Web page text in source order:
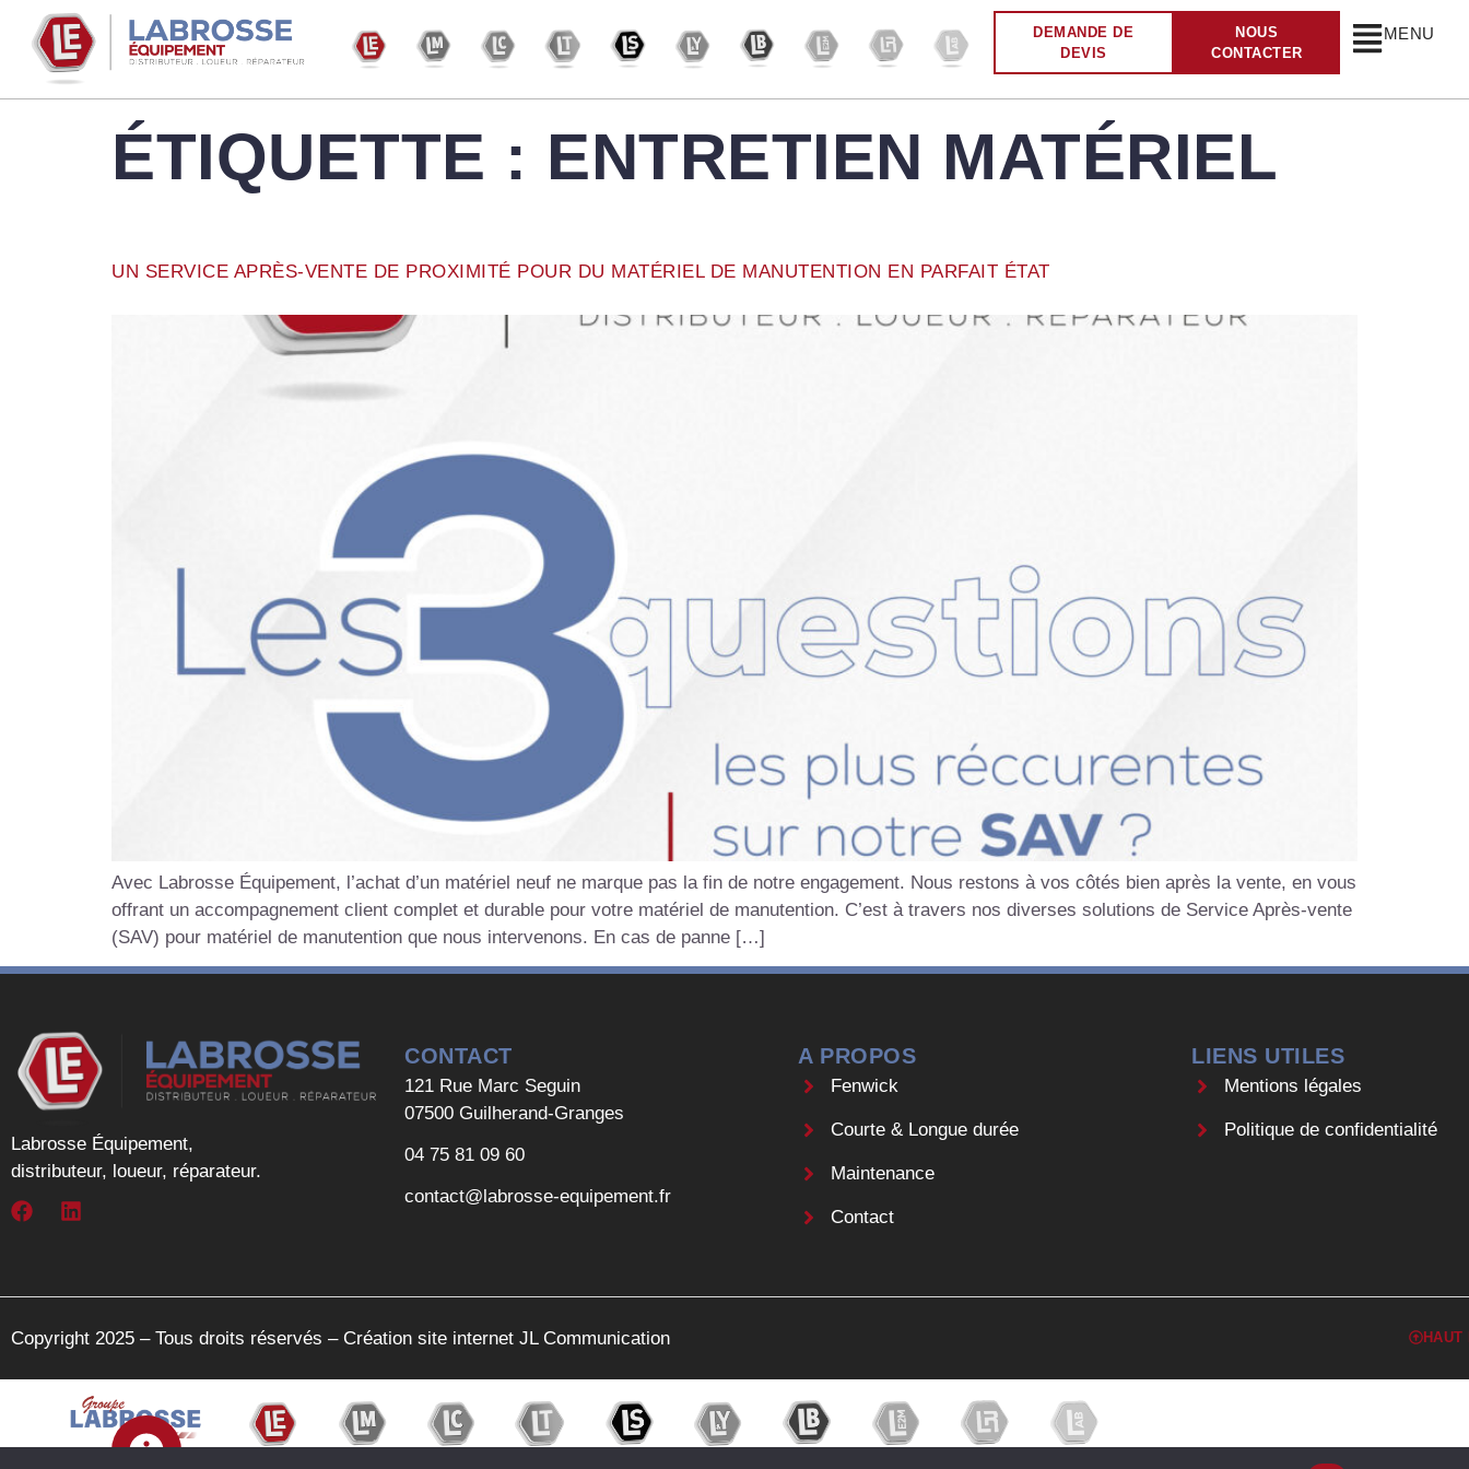
DEMANDE DE
DEVIS
NOUS
CONTACTER
MENU
ÉTIQUETTE : ENTRETIEN MATÉRIEL
UN SERVICE APRÈS-VENTE DE PROXIMITÉ POUR DU MATÉRIEL DE MANUTENTION EN PARFAIT ÉTAT
Avec Labrosse Équipement, l’achat d’un matériel neuf ne marque pas la fin de notre engagement. Nous restons à vos côtés bien après la vente, en vous
offrant un accompagnement client complet et durable pour votre matériel de manutention. C’est à travers nos diverses solutions de Service Après-vente
(SAV) pour matériel de manutention que nous intervenons. En cas de panne […]
Labrosse Équipement,
distributeur, loueur, réparateur.
CONTACT
121 Rue Marc Seguin
07500 Guilherand-Granges
04 75 81 09 60
contact@labrosse-equipement.fr
A PROPOS
Fenwick
Courte & Longue durée
Maintenance
Contact
LIENS UTILES
Mentions légales
Politique de confidentialité
Copyright 2025 – Tous droits réservés – Création site internet JL Communication HAUT